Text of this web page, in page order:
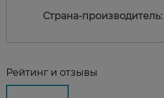
Страна-производитель:
Рейтинг и отзывы